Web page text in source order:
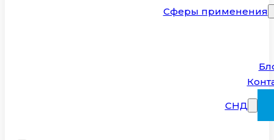
Сферы применения
СНД